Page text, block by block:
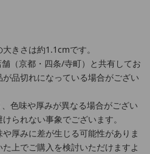
きさは約1.1cmです。
（京都・四条/寺町）と共有してお
品切れになっている場合がござい
色味や厚みが異なる場合がござい
られない事象でございます。
厚みに差が生じる可能性がありま
上でご購入を検討いただけますよ